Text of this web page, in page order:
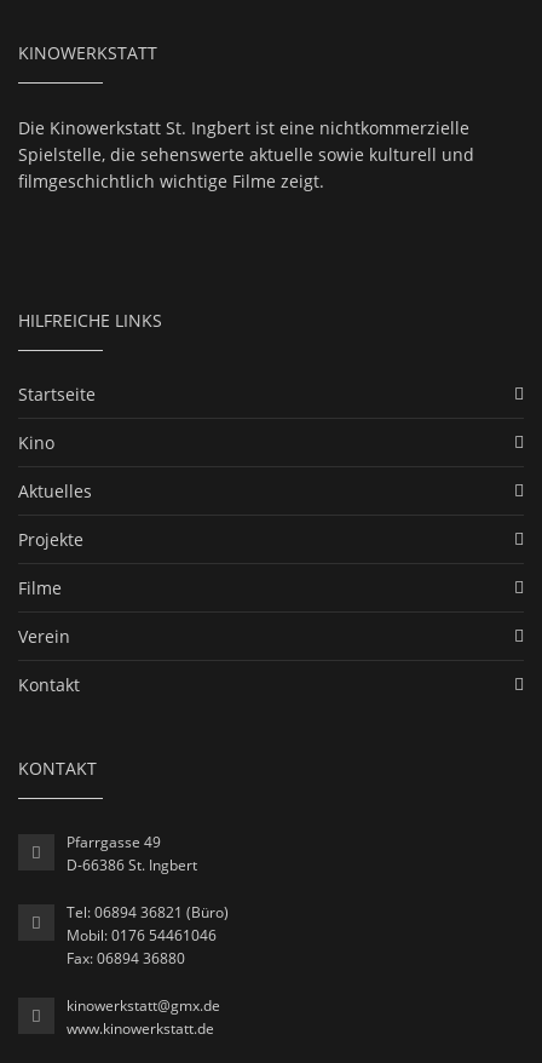
KINOWERKSTATT
Die Kinowerkstatt St. Ingbert ist eine nichtkommerzielle
Spielstelle, die sehenswerte aktuelle sowie kulturell und
filmgeschichtlich wichtige Filme zeigt.
HILFREICHE LINKS
Startseite
Kino
Aktuelles
Projekte
Filme
Verein
Kontakt
KONTAKT
Pfarrgasse 49
D-66386 St. Ingbert
Tel: 06894 36821 (Büro)
Mobil: 0176 54461046
Fax: 06894 36880
kinowerkstatt@gmx.de
www.kinowerkstatt.de